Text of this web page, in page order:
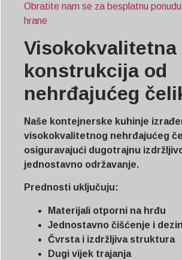
Obratite nam se za besplatnu
hrane
Visokokvalitetna
konstrukcija od
nehrđajućeg
Naše kontejnerske kuhinje
visokokvalitetnog nehrđajućeg
osiguravajući dugotrajnu
jednostavno održavanje.
Prednosti uključuju:
Materijali otporni na hrđu
Jednostavno čišćenje i
Čvrsta i izdržljiva struktura
Dugi vijek trajanja